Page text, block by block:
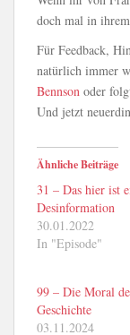
doch mal in
Für Feedback,
natürlich immer
Bennson oder
Und jetzt
Ähnliche Beiträge
31 – Das hier ist
Desinformation
30.01.2022
In "Episode"
99 – Die Moral
Geschichte
03.11.2024